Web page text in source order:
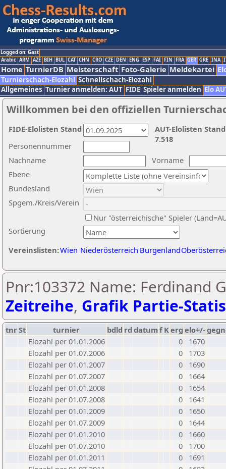
Logged on: Gast
Arabic ARM AZE BIH BUL CAT CHN CRO CZE DEN ENG ESP FAI FIN FRA GER GRE INA
Home TurnierDB Meisterschaft Foto-Galerie Meldekartei
Turnierschach-Elozahl Schnellschach-Elozahl
Allgemeines Turnier anmelden: AUT FIDE Spieler anmelden Elo
Willkommen bei den offiziellen
Nachname
Vorname
Ebene
Sortierung
Personennummer
Bundesland
Spgem./Kreis/Verein
Nur "österreichische" Spieler
Vereinslisten:Wien Niederösterreich Burgenland
AUT-Elolisten
7.518
FIDE-Elolisten Stand
Pnr:103372 Name: Ferdinand
Zeitreihe, Grafik Partie-
tnrSt turnier bdld rd datumf Kerg elo+/-
Elozahl per 01.01.2006
0
1670
Elozahl per 01.07.2006
0
1703
Elozahl per 01.01.2007
0
1690
Elozahl per 01.07.2007
0
1664
Elozahl per 01.01.2008
0
1654
Elozahl per 01.07.2008
0
1641
Elozahl per 01.01.2009
0
1650
Elozahl per 01.07.2009
0
1644
Elozahl per 01.01.2010
0
1660
Elozahl per 01.07.2010
0
1700
Elozahl per 01.01.2011
0
1691